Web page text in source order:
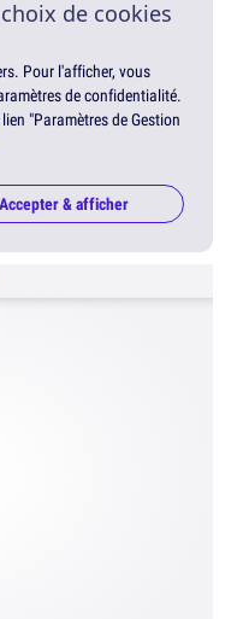
de cookies
Pour l'afficher, vous
de confidentialité.
"Paramètres de Gestion
Accepter & afficher